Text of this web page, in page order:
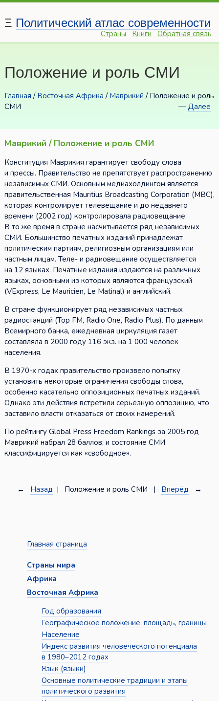
Ξ Политический атлас современности
Страны Книги Обратная связь
Положение и роль СМИ
Главная / Восточная Африка / Маврикий / Положение и роль
СМИ
—Далее
Маврикий / Положение и роль СМИ
Конституция Маврикия гарантирует свободу слова
и прессы. Правительство не препятствует распространению
независимых СМИ. Основным медиахолдингом является
правительственная Mauritius Broadcasting Corporation (МВС),
которая контролирует телевещание и до недавнего
времени (2002 год) контролировала радиовещание.
В то же время в стране насчитывается ряд независимых
СМИ. Большинство печатных изданий принадлежат
политическим партиям, религиозным организациям или
частным лицам. Теле- и радиовещание осуществляется
на 12 языках. Печатные издания издаются на различных
языках, основными из которых являются французский
(VExpress, Le Mauricien, Le Matinal) и английский.
В стране функционирует ряд независимых частных
радиостанций (Top FM, Radio One, Radio Plus). По данным
Всемирного банка, ежедневная циркуляция газет
составляла в 2000 году 116 экз. на 1 000 человек
населения.
В 1970-х годах правительство произвело попытку
установить некоторые ограничения свободы слова,
особенно касательно оппозиционных печатных изданий.
Однако эти действия встретили серьёзную оппозицию, что
заставило власти отказаться от своих намерений.
По рейтингу Global Press Freedom Rankings за 2005 год
Маврикий набрал 28 баллов, и состояние СМИ
классифицируется как «свободное».
← Назад | Положение и роль СМИ | Вперёд →
Главная страница
Страны мира
Африка
Восточная Африка
Год образования
Географическое положение, площадь, границы
Население
Индекс развития человеческого потенциала
в 1980–2012 годах
Язык (языки)
Основные политические традиции и этапы
политического развития